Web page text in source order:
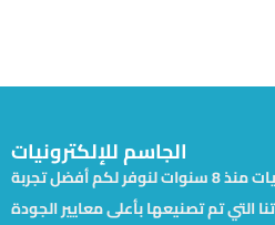
الجاسم للإلكترونيات
تأسس الجاسم للإلكترونيات منذ 8 سنوات لنوفر لكم أفضل تجربة
التي تم تصنيعها بأعلى معايير الجودة